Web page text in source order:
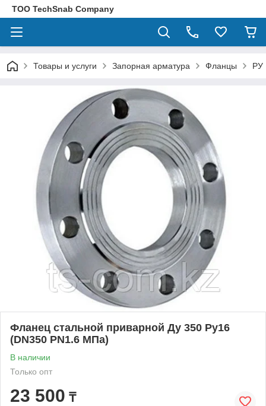
ТОО TechSnab Company
Товары и услуги Запорная арматура Фланцы РУ
Фланец стальной приварной Ду 350 Ру16
(DN350 PN1.6 МПа)
В наличии
Только опт
23 500 ₸